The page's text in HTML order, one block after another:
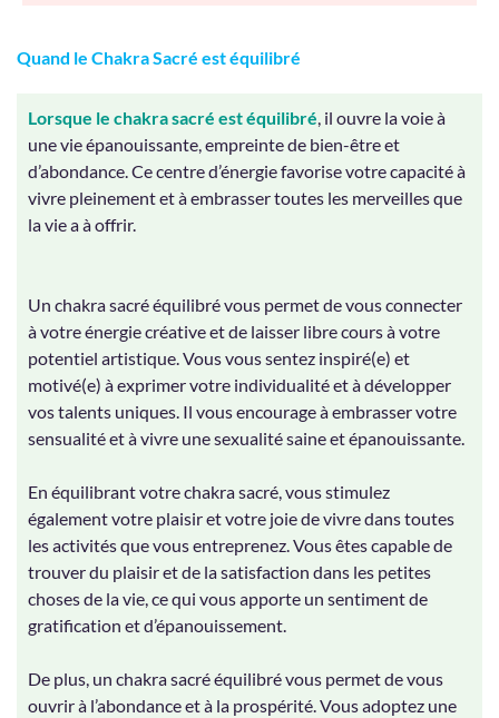
Quand le Chakra Sacré est équilibré
Lorsque le chakra sacré est équilibré, il ouvre la voie à
une vie épanouissante, empreinte de bien-être et
d’abondance. Ce centre d’énergie favorise votre capacité à
vivre pleinement et à embrasser toutes les merveilles que
la vie a à offrir.
Un chakra sacré équilibré vous permet de vous connecter
à votre énergie créative et de laisser libre cours à votre
potentiel artistique. Vous vous sentez inspiré(e) et
motivé(e) à exprimer votre individualité et à développer
vos talents uniques. Il vous encourage à embrasser votre
sensualité et à vivre une sexualité saine et épanouissante.
En équilibrant votre chakra sacré, vous stimulez
également votre plaisir et votre joie de vivre dans toutes
les activités que vous entreprenez. Vous êtes capable de
trouver du plaisir et de la satisfaction dans les petites
choses de la vie, ce qui vous apporte un sentiment de
gratification et d’épanouissement.
De plus, un chakra sacré équilibré vous permet de vous
ouvrir à l’abondance et à la prospérité. Vous adoptez une